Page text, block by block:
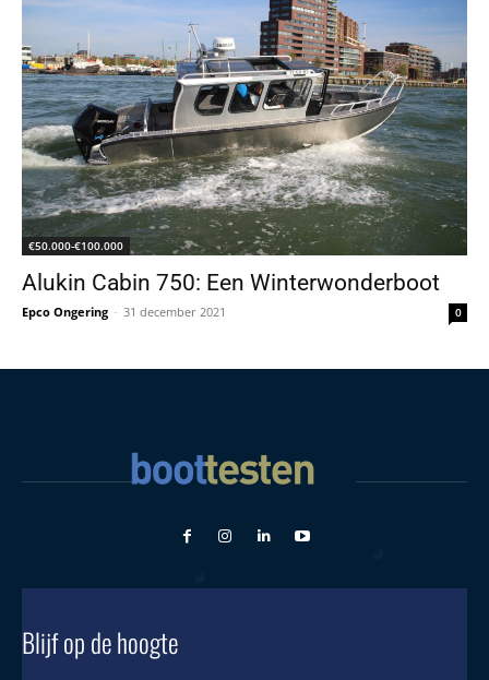
€50.000-€100.000
Alukin Cabin 750: Een Winterwonderboot
Epco Ongering - 31 december 2021 0
Blijf op de hoogte